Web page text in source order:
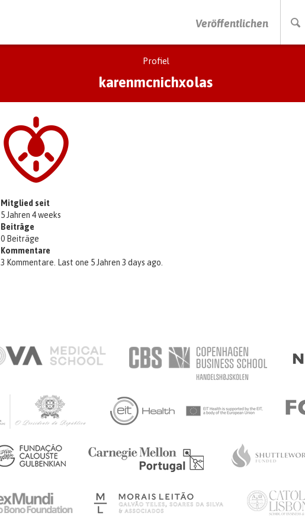
Veröffentlichen
DRÜCKEN SIE AUF ENTER UM DIE SUCHE ZU STARTEN
Profiel
karenmcnichxolas
Mitglied seit
5 Jahren 4 weeks
Beiträge
0 Beiträge
Kommentare
3 Kommentare. Last one 5 Jahren 3 days ago.